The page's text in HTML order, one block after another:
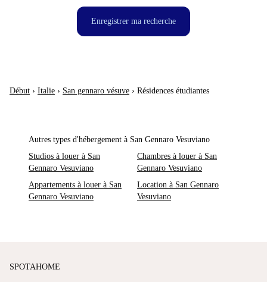
Enregistrer ma recherche
Début › Italie › San gennaro vésuve › Résidences étudiantes
Autres types d'hébergement à San Gennaro Vesuviano
Studios à louer à San
Gennaro Vesuviano
Chambres à louer à San
Gennaro Vesuviano
Appartements à louer à San
Gennaro Vesuviano
Location à San Gennaro
Vesuviano
SPOTAHOME